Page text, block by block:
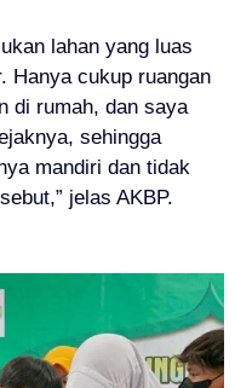
lahan yang luas
Hanya cukup ruangan
di rumah, dan saya
sehingga
mandiri dan tidak
jelas AKBP.